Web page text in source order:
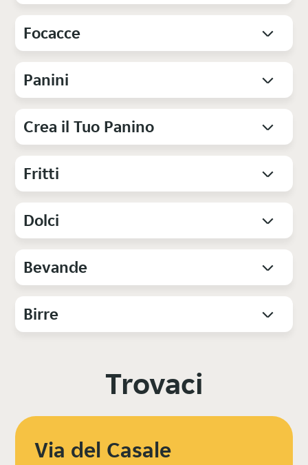
Focacce
Panini
Crea il Tuo Panino
Fritti
Dolci
Bevande
Birre
Trovaci
Via del Casale